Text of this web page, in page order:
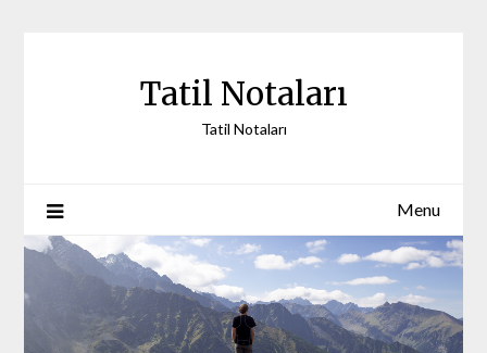
Tatil Notaları
Tatil Notaları
Menu